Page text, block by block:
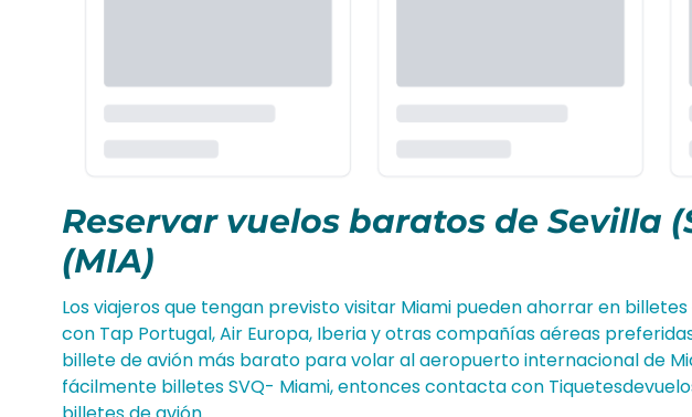
Reservar vuelos baratos de Sevilla
(MIA)
Los viajeros que tengan previsto visitar Miami pueden ahorrar en billetes
con Tap Portugal, Air Europa, Iberia y otras compañías aéreas
billete de avión más barato para volar al aeropuerto internacional de
fácilmente billetes SVQ- Miami, entonces contacta con